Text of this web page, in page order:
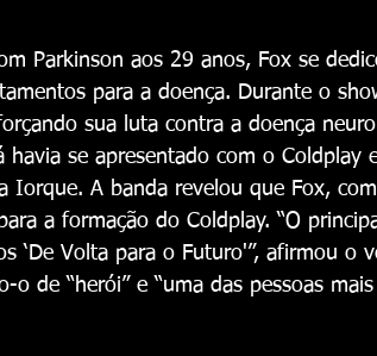
Parkinson aos 29 anos, Fox se
para a doença. Durante o
sua luta contra a doença
havia se apresentado com o
Iorque. A banda revelou que Fox,
a formação do Coldplay. “O
‘De Volta para o Futuro'”, afirmou o
o de “herói” e “uma das pessoas mais